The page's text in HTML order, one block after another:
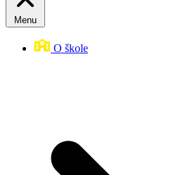
Menu
O škole